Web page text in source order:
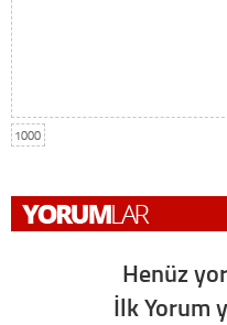
1000
Henüz
İlk Yorum